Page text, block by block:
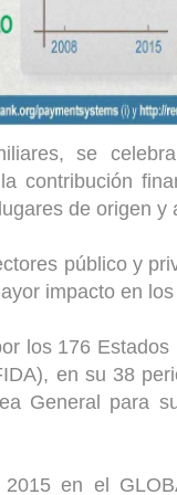
se
contribución
de origen
público y
impacto en
los 176
en su 38
General para
en el